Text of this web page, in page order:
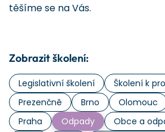
těšíme se na Vás.
Zobrazit školení:
Legislativní školení Školení k
Prezenčně
Brno Olomouc
Praha
Odpady Obce a